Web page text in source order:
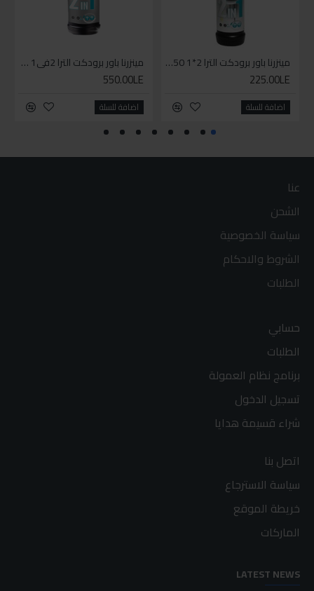
مينزرنا باور برودكت الترا 2*1 250مل
225.00LE
اضافة للسلة
مينزرنا باور برودكت الترا 2في1 1لتر
550.00LE
اضافة للسلة
عنا
الشحن
سياسة الخصوصية
الشروط والاحكام
الطلبات
حسابي
الطلبات
برنامج نظام العمولة
تسجيل الدخول
شراء قسيمة هدايا
اتصل بنا
سياسة الاسترجاع
خريطة الموقع
الماركات
LATEST NEWS